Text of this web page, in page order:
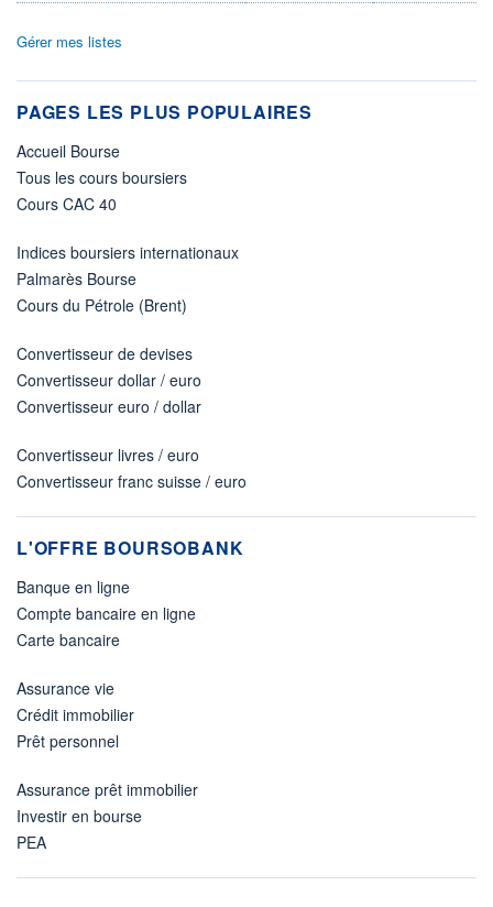
Gérer mes listes
PAGES LES PLUS POPULAIRES
Accueil Bourse
Tous les cours boursiers
Cours CAC 40
Indices boursiers internationaux
Palmarès Bourse
Cours du Pétrole (Brent)
Convertisseur de devises
Convertisseur dollar / euro
Convertisseur euro / dollar
Convertisseur livres / euro
Convertisseur franc suisse / euro
L'OFFRE BOURSOBANK
Banque en ligne
Compte bancaire en ligne
Carte bancaire
Assurance vie
Crédit immobilier
Prêt personnel
Assurance prêt immobilier
Investir en bourse
PEA